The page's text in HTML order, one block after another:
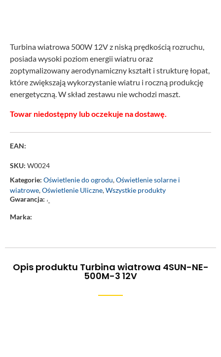
Turbina wiatrowa 500W 12V z niską prędkością rozruchu,
posiada wysoki poziom energii wiatru oraz
zoptymalizowany aerodynamiczny kształt i strukturę łopat,
które zwiększają wykorzystanie wiatru i roczną produkcję
energetyczną. W skład zestawu nie wchodzi maszt.
Towar niedostępny lub oczekuje na dostawę.
EAN:
SKU: W0024
Kategorie: Oświetlenie do ogrodu,Oświetlenie solarne i
wiatrowe,Oświetlenie Uliczne,Wszystkie produkty
Gwarancja: ‘-
Marka:
Opis produktu Turbina wiatrowa 4SUN-NE-
500M-3 12V